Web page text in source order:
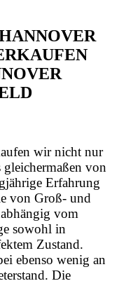
wir nicht nur
von
Erfahrung
von Groß- und
vom
sowohl in
Zustand.
ebenso wenig an
Die